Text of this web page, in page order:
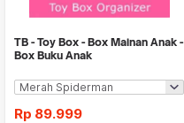
TB - Toy Box - Box Mainan Anak -
Box Buku Anak
Rp 89.999